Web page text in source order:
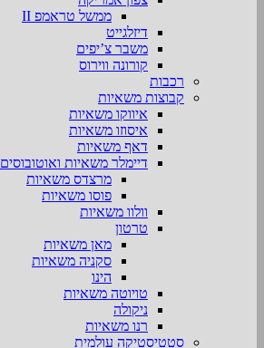
ממשל טראמפ II
דיזלגייט
משבר צ’יפים
קורונה ווירוס
רכבות
קבוצות משאיות
איווקו משאיות
איסוזו משאיות
דאף משאיות
דיימלר משאיות ואוטובוסים
מרצדס משאיות
פוסו משאיות
וולוו משאיות
טרטון
מאן משאיות
סקניה משאיות
הינו
טויוטה משאיות
ניקולה
רנו משאיות
סטטיסטיקה עולמית